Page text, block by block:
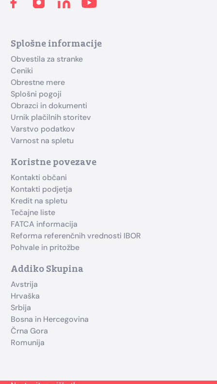
Splošne informacije
Obvestila za stranke
Ceniki
Obrestne mere
Splošni pogoji
Obrazci in dokumenti
Urnik plačilnih storitev
Varstvo podatkov
Varnost na spletu
Koristne povezave
Kontakti občani
Kontakti podjetja
Kredit na spletu
Tečajne liste
FATCA informacija
Reforma referenčnih vrednosti IBOR
Pohvale in pritožbe
Addiko Skupina
Avstrija
Hrvaška
Srbija
Bosna in Hercegovina
Črna Gora
Romunija